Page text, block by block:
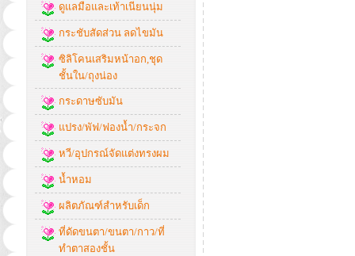
ดูแลมือและเท้าเนียนนุ่ม
กระชับสัดส่วน ลดไขมัน
ซิลิโคนเสริมหน้าอก,ชุด
ชั้นใน/ถุงน่อง
กระดาษซับมัน
แปรง/พัฟ/ฟองน้ำ/กระจก
หวี/อุปกรณ์จัดแต่งทรงผม
น้ำหอม
ผลิตภัณฑ์สำหรับเด็ก
ที่ดัดขนตา/ขนตา/กาว/ที่
ทำตาสองชั้น